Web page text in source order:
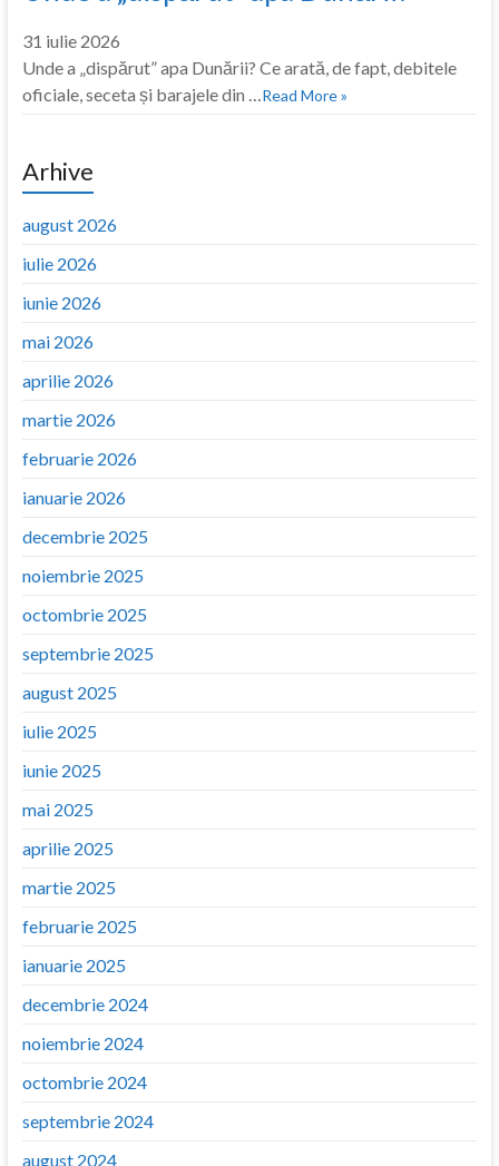
31 iulie 2026
Unde a „dispărut” apa Dunării? Ce arată, de fapt, debitele
oficiale, seceta și barajele din …Read More »
Arhive
august 2026
iulie 2026
iunie 2026
mai 2026
aprilie 2026
martie 2026
februarie 2026
ianuarie 2026
decembrie 2025
noiembrie 2025
octombrie 2025
septembrie 2025
august 2025
iulie 2025
iunie 2025
mai 2025
aprilie 2025
martie 2025
februarie 2025
ianuarie 2025
decembrie 2024
noiembrie 2024
octombrie 2024
septembrie 2024
august 2024